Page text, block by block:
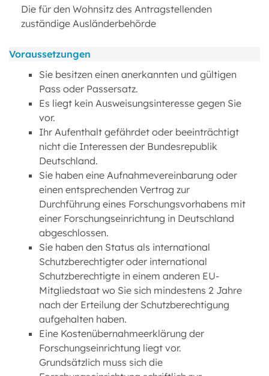
Die für den Wohnsitz des Antragstellenden
zuständige Ausländerbehörde
Voraussetzungen
Sie besitzen einen anerkannten und gültigen
Pass oder Passersatz.
Es liegt kein Ausweisungsinteresse gegen Sie
vor.
Ihr Aufenthalt gefährdet oder beeinträchtigt
nicht die Interessen der Bundesrepublik
Deutschland.
Sie haben eine Aufnahmevereinbarung oder
einen entsprechenden Vertrag zur
Durchführung eines Forschungsvorhabens mit
einer Forschungseinrichtung in Deutschland
abgeschlossen.
Sie haben den Status als international
Schutzberechtigter oder international
Schutzberechtigte in einem anderen EU-
Mitgliedstaat wo Sie sich mindestens 2 Jahre
nach der Erteilung der Schutzberechtigung
aufgehalten haben.
Eine Kostenübernahmeerklärung der
Forschungseinrichtung liegt vor.
Grundsätzlich muss sich die